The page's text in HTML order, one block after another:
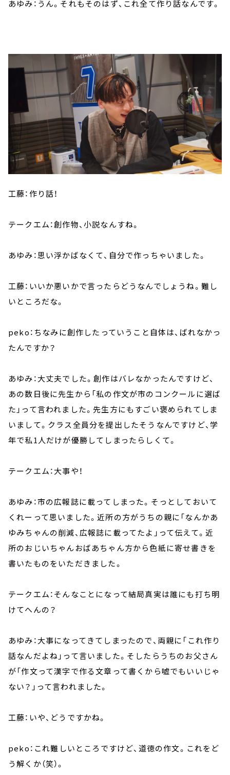
あゆみ：うん。それもそのはず、これ全て作り話なんです。
工藤：作り話！
テークエム：創作物、小説なんすね。
あゆみ：思い浮かばなくて、自分で作っちゃいました。
工藤：いいか悪いかで言ったらどうなんでしょうね。難し
いところだな。
peko：ちなみに創作したっていうこと自体は、ばれなかっ
たんですか？
あゆみ：大丈夫でした。創作はバレなかったんですけど、
あの数日後に先生から「私の作文が市のコンクールに選ば
た」って言われました。先生方にもすごい褒められてしま
いまして。クラス全員分を提出したそうなんですけど、学
年で私1人だけが優勝してしまったらしくて。
テークエム：大事や！
あゆみ：市の広報誌に載ってしまった。そっとしておいて
くれーって思いました。近所の方がうちの親に「なんかあ
ゆみちゃんの削減、広報誌に載ってたよ」って伝えて。近
所のおじいちゃんおばあちゃん方から色紙に寄せ書きを
書いたものをいただきました。
テークエム：そんなことになって結局真実は誰にも打ち明
けてへんの？
あゆみ：大事になってきてしまったので、両親に「これ作り
話なんだよね」って言いました。そしたらうちのお父さん
が「作文って漢字で作る文章って書くから嘘でもいいじゃ
ない？」って言われました。
工藤：いや、どうですかね。
peko：これ難しいところですけど、道徳の作文。これをど
う解くか（笑）。